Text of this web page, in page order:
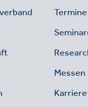
Termine
Messen
Karriere